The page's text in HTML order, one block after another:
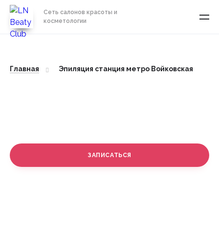
Сеть салонов красоты и
косметологии
Главная Эпиляция станция метро Войковская
ЗАПИСАТЬСЯ